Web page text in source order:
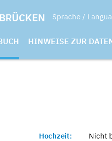
Sprache /
HINWEISE ZUR
Hochzeit: Nicht